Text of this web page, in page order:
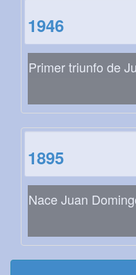
1946
Primer triunfo de
1895
Nace Juan